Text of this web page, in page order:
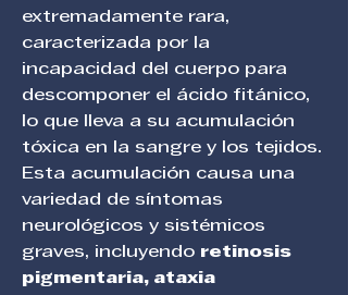
extremadamente rara,
caracterizada por la
incapacidad del cuerpo para
descomponer el ácido fitánico,
lo que lleva a su acumulación
tóxica en la sangre y los tejidos.
Esta acumulación causa una
variedad de síntomas
neurológicos y sistémicos
graves, incluyendo retinosis
pigmentaria, ataxia